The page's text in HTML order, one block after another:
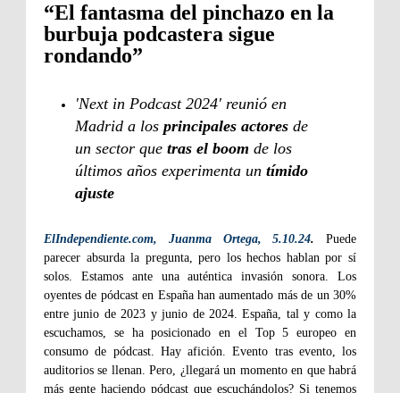
“El fantasma del pinchazo en la
burbuja podcastera sigue
rondando”
'Next in Podcast 2024' reunió en
Madrid a los principales actores de
un sector que tras el boom de los
últimos años experimenta un tímido
ajuste
ElIndependiente.com, Juanma Ortega, 5.10.24. Puede
parecer absurda la pregunta, pero los hechos hablan por sí
solos. Estamos ante una auténtica invasión sonora. Los
oyentes de pódcast en España han aumentado más de un 30%
entre junio de 2023 y junio de 2024. España, tal y como la
escuchamos, se ha posicionado en el Top 5 europeo en
consumo de pódcast. Hay afición. Evento tras evento, los
auditorios se llenan. Pero, ¿llegará un momento en que habrá
más gente haciendo pódcast que escuchándolos? Si tenemos